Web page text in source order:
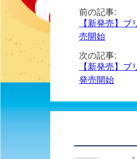
前の記事:
【新発売】
売開始
次の記事:
【新発売】
発売開始